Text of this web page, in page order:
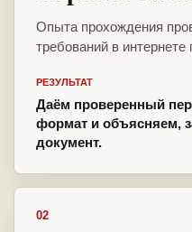
Опыта прохождения
требований в
РЕЗУЛЬТАТ
Даём проверенный
формат и объясняем,
документ.
02